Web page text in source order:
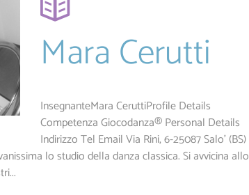
Mara Cerutti
InsegnanteMara CeruttiProfile Details
Competenza Giocodanza® Personal Details
Indirizzo Tel Email Via Rini, 6-25087 Salo' (BS)
lo studio della danza classica. Si avvicina allo